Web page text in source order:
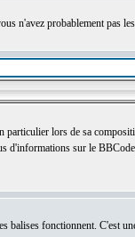
n'avez probablement pas
lors de sa
sur le
fonctionnent. C'est